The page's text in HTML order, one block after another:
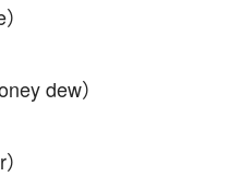
dew）